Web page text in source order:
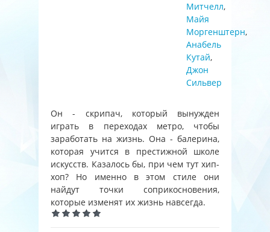
Митчелл,
Майя
Моргенштерн,
Анабель
Кутай,
Джон
Сильвер
Он - скрипач, который вынужден
играть в переходах метро, чтобы
заработать на жизнь. Она - балерина,
которая учится в престижной школе
искусств. Казалось бы, при чем тут хип-
хоп? Но именно в этом стиле они
найдут точки соприкосновения,
которые изменят их жизнь навсегда.